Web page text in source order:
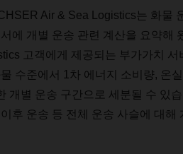
Air & Sea Logistics 는 화물
에 개별 운송 관련 계산을 요약해
고객에게 제공되는 부가가치 서
수준에서 1 차 에너지 소비량, 온
개별 운송 구간으로 세분될 수 있
이후 운송 등 전체 운송 사슬에 대해